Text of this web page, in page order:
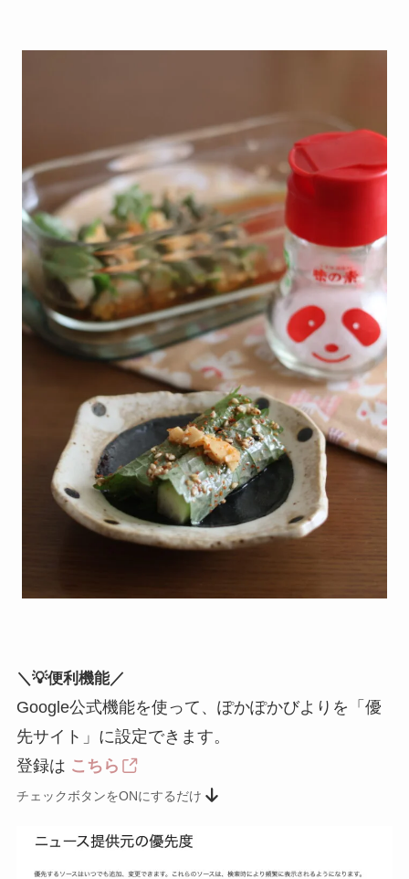
＼💡便利機能／
Google公式機能を使って、ぽかぽかびよりを「優
先サイト」に設定できます。
登録は こちら
チェックボタンをONにするだけ